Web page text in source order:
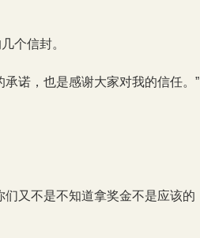
个信封。
诺，也是感谢大家对我的信任。”
又不是不知道拿奖金不是应该的